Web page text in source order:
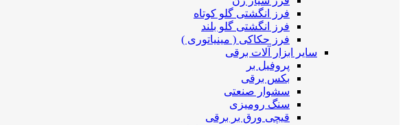
فرز انگشتی گلو کوتاه
فرز انگشتی گلو بلند
فرز حکاکی ( مینیاتوری )
سایر ابزار آلات برقی
پروفیل بر
بکس برقی
سشوار صنعتی
سنگ رومیزی
قیچی ورق بر برقی